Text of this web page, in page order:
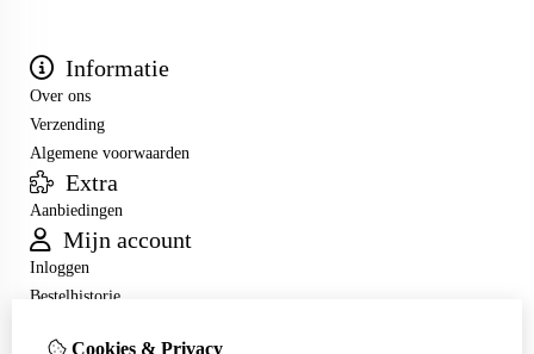
Informatie
Over ons
Verzending
Algemene voorwaarden
Extra
Aanbiedingen
Mijn account
Inloggen
Bestelhistorie
Cookies & Privacy